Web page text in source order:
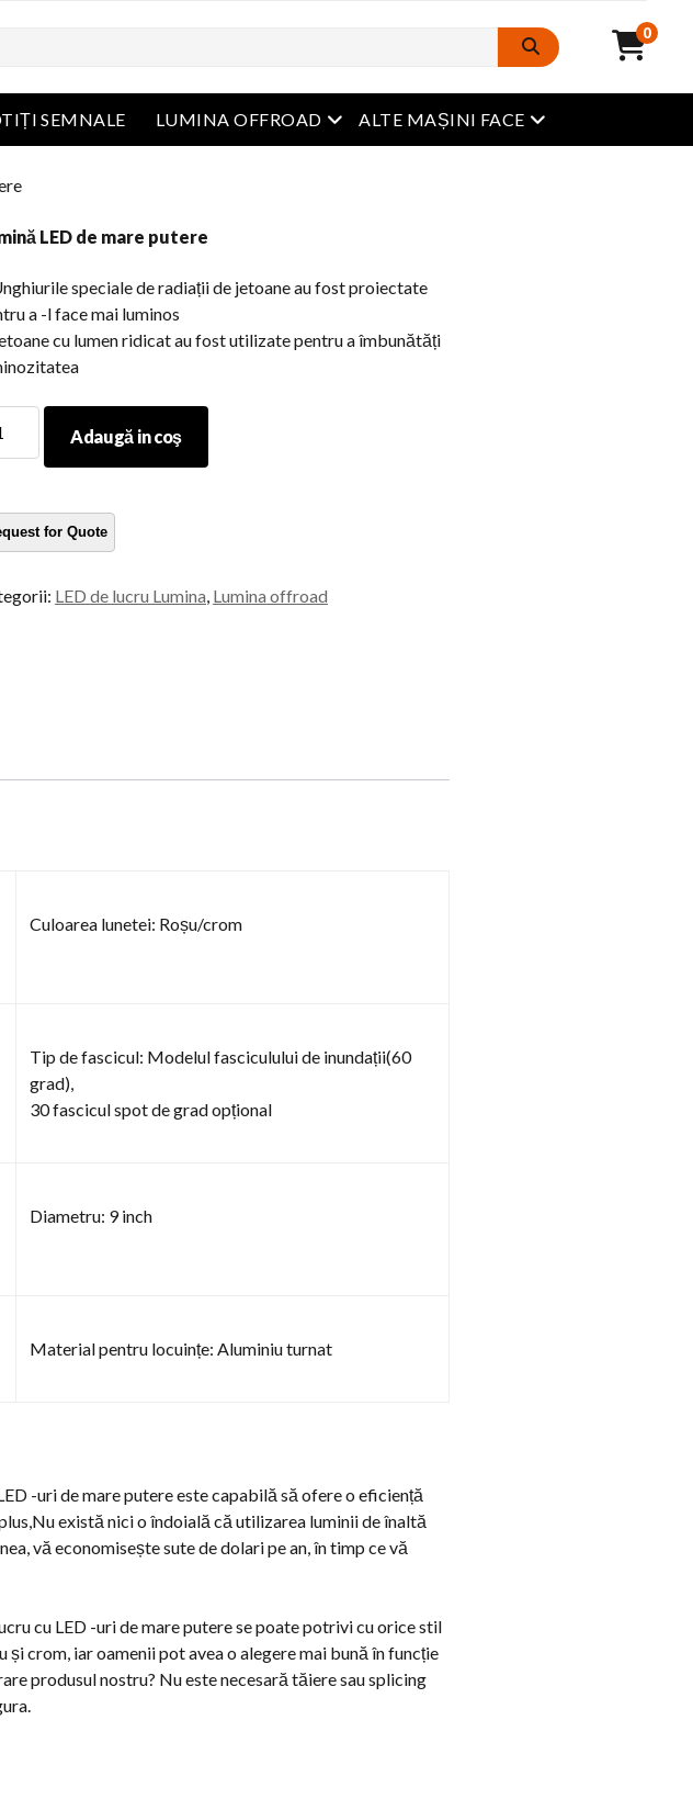
0
SEMNALE LUMINA OFFROAD Meniu Deschide
ALTE MAȘINI FACE Meniu Deschide
LED de mare putere
speciale de radiații de jetoane au fost proiectate
a -l face mai luminos
cu lumen ridicat au fost utilizate pentru a îmbunătăți
Adaugă in coş
LED de lucru Lumina, Lumina offroad
Culoarea lunetei: Roșu/crom
Tip de fascicul: Modelul fasciculului de inundații(60
grad),
30 fascicul spot de grad opțional
Diametru: 9 inch
Material pentru locuințe: Aluminiu turnat
-uri de mare putere este capabilă să ofere o eficiență
există nici o îndoială că utilizarea luminii de înaltă
vă economisește sute de dolari pe an, în timp ce vă
cu LED -uri de mare putere se poate potrivi cu orice stil
crom, iar oamenii pot avea o alegere mai bună în funcție
produsul nostru? Nu este necesară tăiere sau splicing